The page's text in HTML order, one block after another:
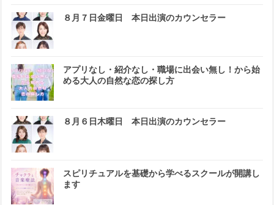
８月７日金曜日 本日出演のカウンセラー
アプリなし・紹介なし・職場に出会い無し！から始
める大人の自然な恋の探し方
８月６日木曜日 本日出演のカウンセラー
スピリチュアルを基礎から学べるスクールが開講し
ます